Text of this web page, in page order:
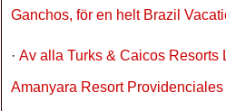
Ganchos, för en helt Brazil
· Av alla Turks & Caicos Resorts
Amanyara Resort Providenciales